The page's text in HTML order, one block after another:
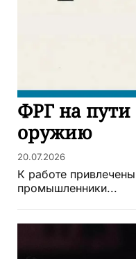
ФРГ на
оружию
20.07.2026
К работе привлечены ведущие учёные и
промышленники...